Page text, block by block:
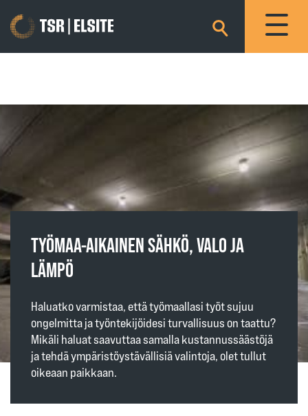
×
TYÖMAA-AIKAINEN SÄHKÖ, VALO JA
LÄMPÖ
Haluatko varmistaa, että työmaallasi työt sujuu
ongelmitta ja työntekijöidesi turvallisuus on taattu?
Mikäli haluat saavuttaa samalla kustannussäästöjä
ja tehdä ympäristöystävällisiä valintoja, olet tullut
oikeaan paikkaan.